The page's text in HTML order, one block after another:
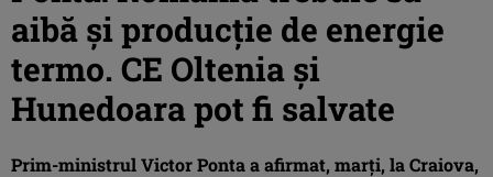
aibă şi producţie de energie
termo. CE Oltenia şi
Hunedoara pot fi salvate
Prim-ministrul Victor Ponta a afirmat, marţi, la Craiova,